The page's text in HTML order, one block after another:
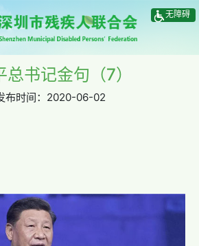
无障碍
总书记金句（7）
布时间： 2020-06-02